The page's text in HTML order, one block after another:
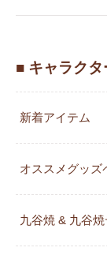
■ キャラクタ
新着アイテム
オススメグッズ
九谷焼 & 九谷